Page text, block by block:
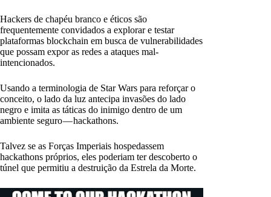
Hackers de chapéu branco e éticos são
frequentemente convidados a explorar e testar
plataformas blockchain em busca de vulnerabilidades
que possam expor as redes a ataques mal-
intencionados.
Usando a terminologia de Star Wars para reforçar o
conceito, o lado da luz antecipa invasões do lado
negro e imita as táticas do inimigo dentro de um
ambiente seguro — hackathons.
Talvez se as Forças Imperiais hospedassem
hackathons próprios, eles poderiam ter descoberto o
túnel que permitiu a destruição da Estrela da Morte.